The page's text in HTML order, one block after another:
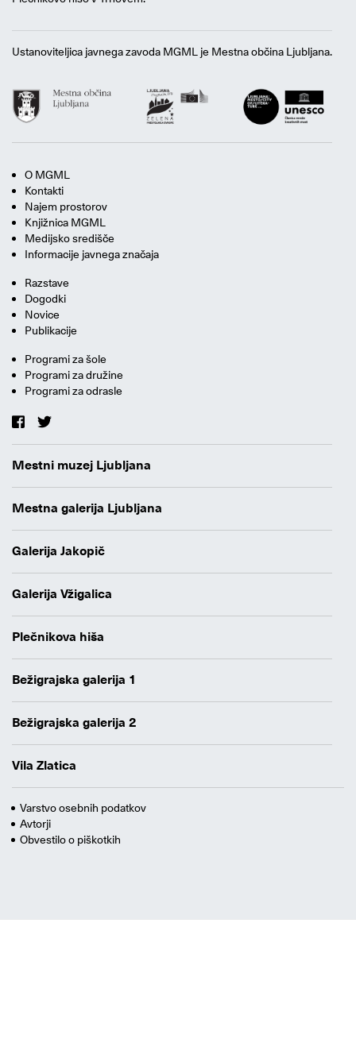
Ustanoviteljica javnega zavoda MGML je Mestna občina Ljubljana.
O MGML
Kontakti
Najem prostorov
Knjižnica MGML
Medijsko središče
Informacije javnega značaja
Razstave
Dogodki
Novice
Publikacije
Programi za šole
Programi za družine
Programi za odrasle
Mestni muzej Ljubljana
Mestna galerija Ljubljana
Galerija Jakopič
Galerija Vžigalica
Plečnikova hiša
Bežigrajska galerija 1
Bežigrajska galerija 2
Vila Zlatica
Varstvo osebnih podatkov
Avtorji
Obvestilo o piškotkih